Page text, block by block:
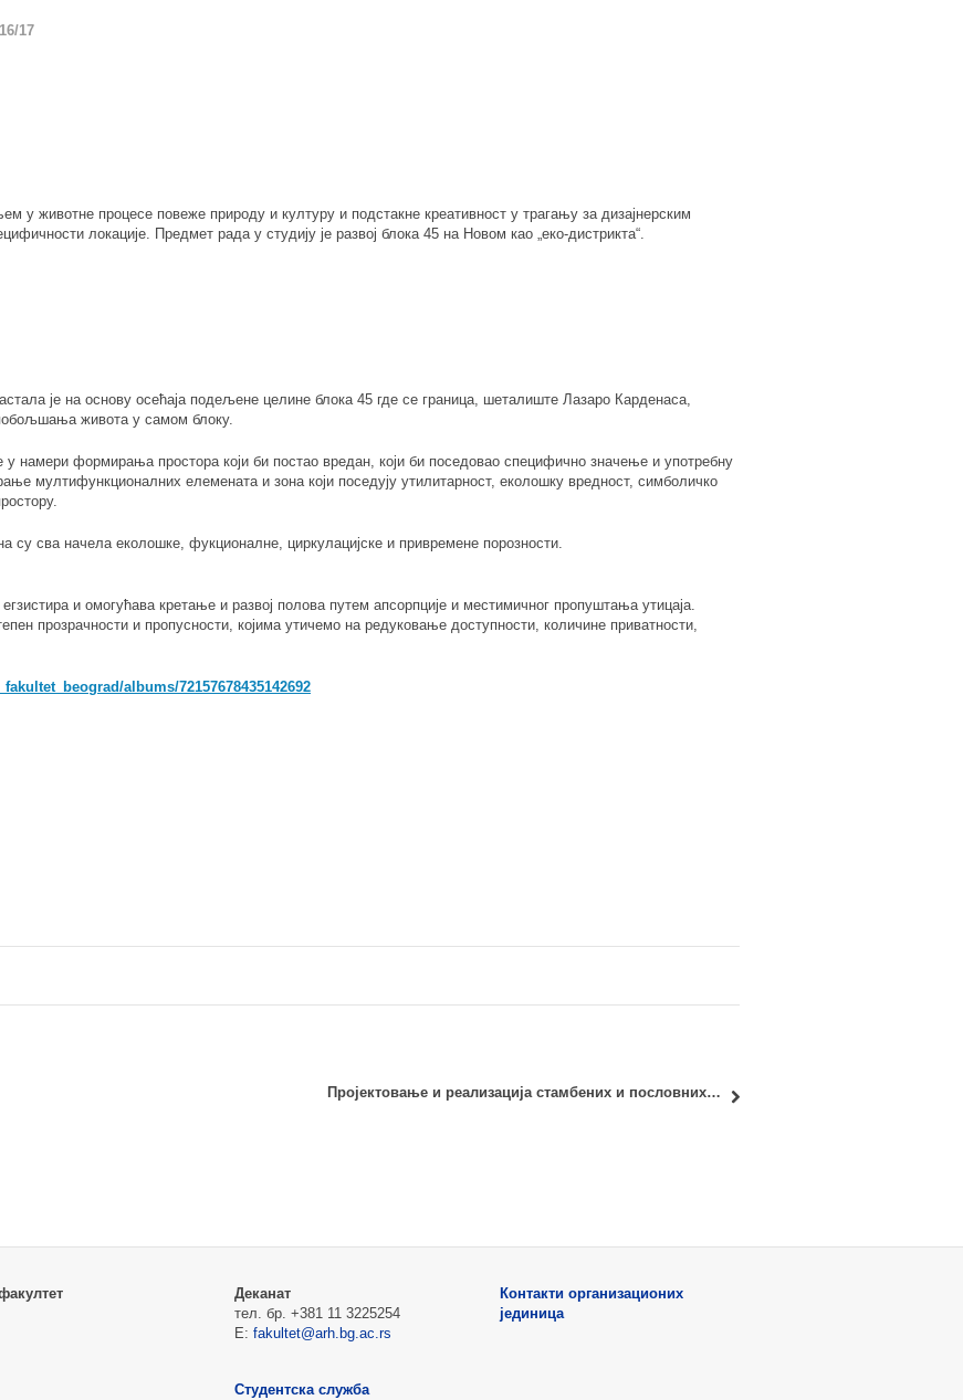
17
у животне процесе повеже природу и културу и подстакне креативност у трагању за дизајнерским
локације. Предмет рада у студију је развој блока 45 на Новом као „еко-дистрикта“.
је на основу осећаја подељене целине блока 45 где се граница, шеталиште Лазаро Карденаса,
живота у самом блоку.
у намери формирања простора који би постао вредан, који би поседовао специфично значење и употребну
мултифункционалних елемената и зона који поседују утилитарност, еколошку вредност, симболичко
сва начела еколошке, фукционалне, циркулацијске и привремене порозности.
и омогућава кретање и развој полова путем апсорпције и местимичног пропуштања утицаја.
прозрачности и пропусности, којима утичемо на редуковање доступности, количине приватности,
albums/72157678435142692
Пројектовање и реализација стамбених и пословних објеката
Деканат
тел. бр. +381 11 3225254
Е: fakultet@arh.bg.ac.rs
Студентска служба
Контакти организационих
јединица